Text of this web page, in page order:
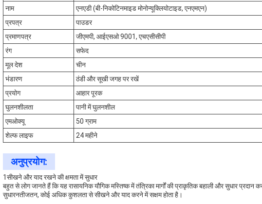
नाम
एनएडी (बी-निकोटिनमाइड मोनोन्यूक्लियोटाइड, एनएमएन)
प्रपत्र
पाउडर
प्रमाणपत्र
जीएमपी, आईएसओ 9001, एचएसीसीपी
रंग
सफेद
मूल देश
चीन
भंडारण
ठंडी और सूखी जगह पर रखें
प्रयोग
आहार पूरक
घुलनशीलता
पानी में घुलनशील
एमओक्यू
50 ग्राम
शेल्फ लाइफ
24 महीने
अनुप्रयोग:
1सीखने और याद रखने की क्षमता में सुधार
बहुत से लोग जानते हैं कि यह रासायनिक यौगिक मस्तिष्क में तंत्रिका मार्गों की प्राकृतिक बहाली और सुधार प्रदान
सुधारनतीजतन, कोई अधिक कुशलता से सीखने और याद करने में सक्षम होता है।